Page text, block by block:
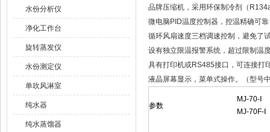
水份分析仪
净化工作台
旋转蒸发仪
水份测定仪
单吹风淋室
纯水器
纯水蒸馏器
品牌压缩机，采用环保制冷剂（
微电脑PID温度控制器，控温精确可
循环风扇速度三档调速控制，避免了
设有独立限温报警系统，超过限制温
具有打印机或RS485接口，可连接打
液晶屏幕显示，菜单式操作。（型号
参数
MJ-70-Ⅰ
MJ-70F-Ⅰ